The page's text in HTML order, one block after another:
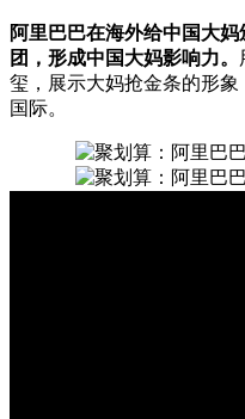
阿里巴巴在海外给中国大
团，形成中国大妈影响力。
玺，展示大妈抢金条的形
国际。